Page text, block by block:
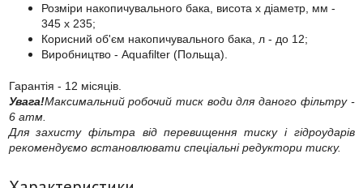
Розміри накопичувального бака, висота х діаметр, мм -
345 х 235;
Корисний об'єм накопичувального бака, л - до 12;
Виробництво - Aquafilter (Польща).
Гарантія - 12 місяців.
Увага!Максимальний робочий тиск води для даного фільтру -
6 атм.
Для захисту фільтра від перевищення тиску і гідроударів
рекомендуємо встановлювати спеціальні редуктори тиску.